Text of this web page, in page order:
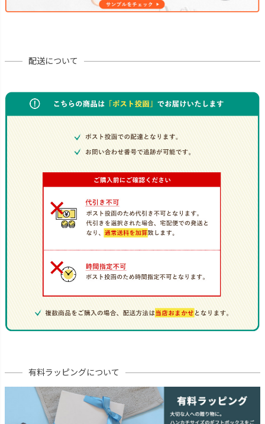
配送について
有料ラッピングについて